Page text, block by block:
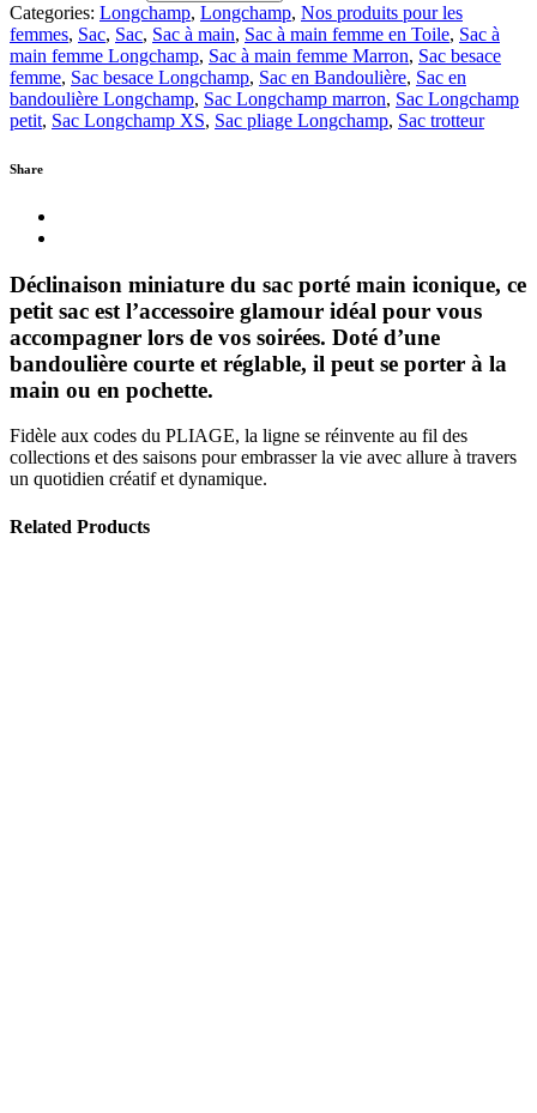
Categories: Longchamp, Longchamp, Nos produits pour les
femmes, Sac, Sac, Sac à main, Sac à main femme en Toile, Sac à
main femme Longchamp, Sac à main femme Marron, Sac besace
femme, Sac besace Longchamp, Sac en Bandoulière, Sac en
bandoulière Longchamp, Sac Longchamp marron, Sac Longchamp
petit, Sac Longchamp XS, Sac pliage Longchamp, Sac trotteur
Share
Déclinaison miniature du sac porté main iconique, ce
petit sac est l’accessoire glamour idéal pour vous
accompagner lors de vos soirées. Doté d’une
bandoulière courte et réglable, il peut se porter à la
main ou en pochette.
Fidèle aux codes du PLIAGE, la ligne se réinvente au fil des
collections et des saisons pour embrasser la vie avec allure à travers
un quotidien créatif et dynamique.
Related Products